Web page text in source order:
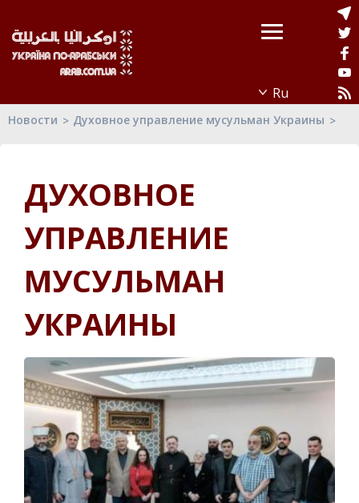
Новости Духовное управление мусульман Украины
ДУХОВНОЕ
УПРАВЛЕНИЕ
МУСУЛЬМАН
УКРАИНЫ